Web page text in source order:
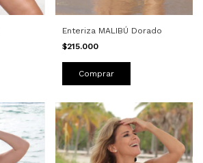
Enteriza MALIBÚ Dorado
$215.000
Comprar